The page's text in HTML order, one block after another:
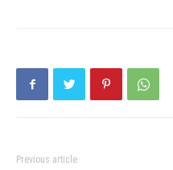
Previous article